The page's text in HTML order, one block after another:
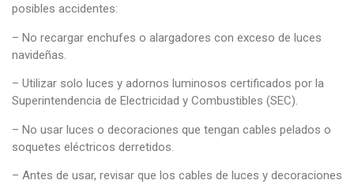
posibles accidentes:
– No recargar enchufes o alargadores con exceso de luces
navideñas.
– Utilizar solo luces y adornos luminosos certificados por la
Superintendencia de Electricidad y Combustibles (SEC).
– No usar luces o decoraciones que tengan cables pelados o
soquetes eléctricos derretidos.
– Antes de usar, revisar que los cables de luces y decoraciones